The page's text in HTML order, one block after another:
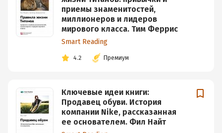
приемы знаменитостей,
миллионеров и лидеров
мирового класса. Тим Феррис
Smart Reading
4.2 Премиум
Ключевые идеи книги:
Продавец обуви. История
компании Nike, рассказанная
ее основателем. Фил Найт